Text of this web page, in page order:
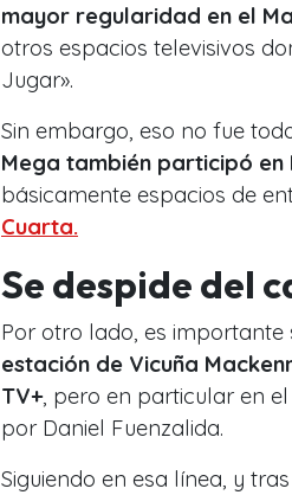
mayor regularidad en el
otros espacios televisivos
Jugar».
Sin embargo, eso no fue
Mega también participó en
básicamente espacios de
Cuarta.
Se despide del
Por otro lado, es importante
estación de Vicuña
TV+, pero en particular en
por Daniel Fuenzalida.
Siguiendo en esa línea, y